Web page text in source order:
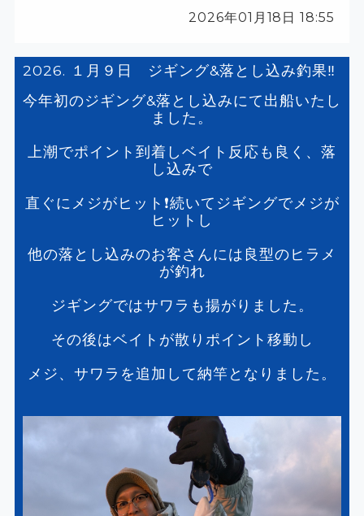
2026年01月18日 18:55
2026. １月９日 ジギング&落とし込み釣果‼️
今年初のジギング&落とし込みにて出船いたし
ました。
上潮でポイント到着しベイト反応も良く、落
し込みで
直ぐにメジがヒット❗️続いてジギングでメジが
ヒットし
他の落とし込みのお客さんには良型のヒラメ
が釣れ
ジギングではサワラも揚がりました。
その後はベイトが散りポイント移動し
メジ、サワラを追加して納竿となりました。